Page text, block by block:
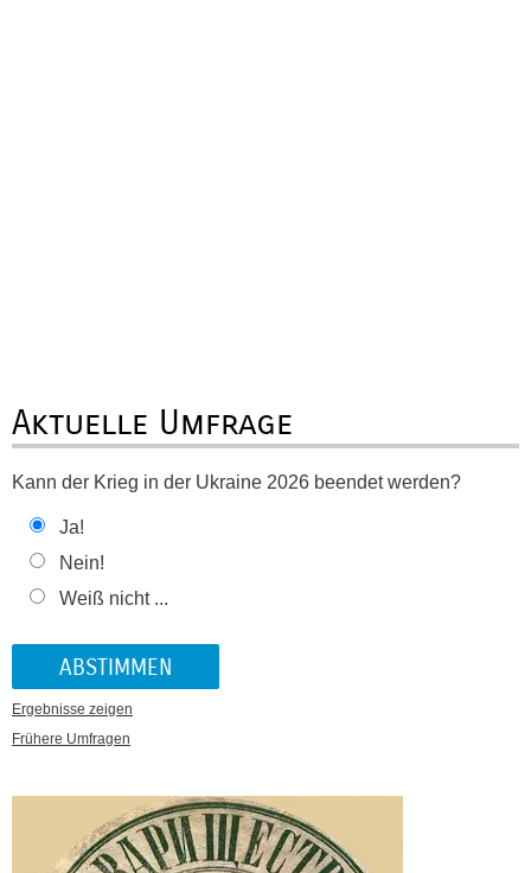
Aktuelle Umfrage
Kann der Krieg in der Ukraine 2026 beendet werden?
Ja!
Nein!
Weiß nicht ...
Ergebnisse zeigen
Frühere Umfragen